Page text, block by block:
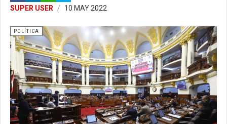
SUPER USER 10 MAY 2022
POLÍTICA